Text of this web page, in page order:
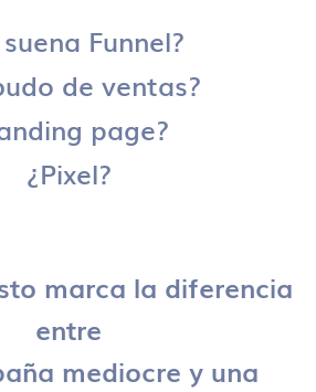
Funnel?
de ventas?
page?
¿Pixel?
marca la diferencia
entre
mediocre y una